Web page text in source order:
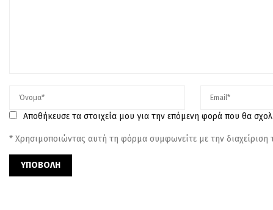
Αποθήκευσε τα στοιχεία μου για την επόμενη φορά που θα
* Χρησιμοποιώντας αυτή τη φόρμα συμφωνείτε με την